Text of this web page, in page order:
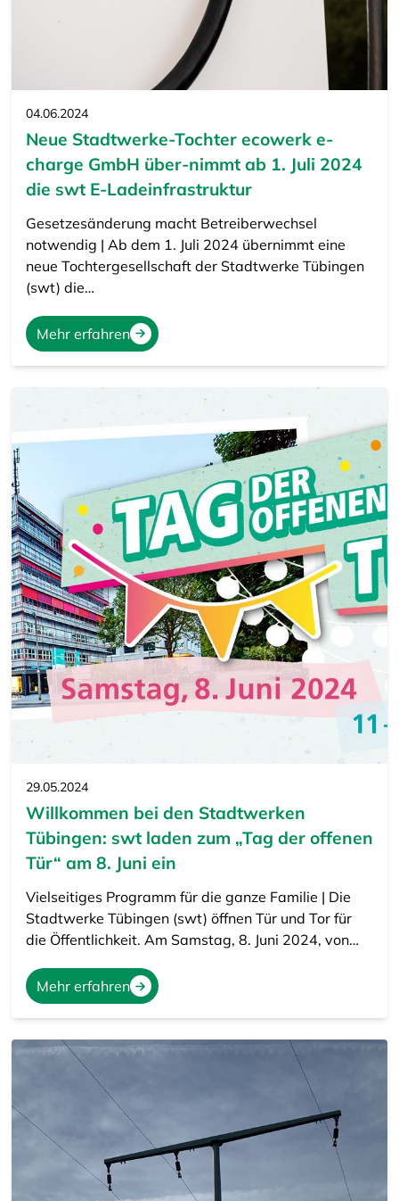
04.06.2024
Neue Stadtwerke-Tochter ecowerk e-
charge GmbH über-nimmt ab 1. Juli 2024
die swt E-Ladeinfrastruktur
Gesetzesänderung macht Betreiberwechsel
notwendig | Ab dem 1. Juli 2024 übernimmt eine
neue Tochtergesellschaft der Stadtwerke Tübingen
(swt) die…
Mehr erfahren
29.05.2024
Willkommen bei den Stadtwerken
Tübingen: swt laden zum „Tag der offenen
Tür“ am 8. Juni ein
Vielseitiges Programm für die ganze Familie | Die
Stadtwerke Tübingen (swt) öffnen Tür und Tor für
die Öffentlichkeit. Am Samstag, 8. Juni 2024, von…
Mehr erfahren